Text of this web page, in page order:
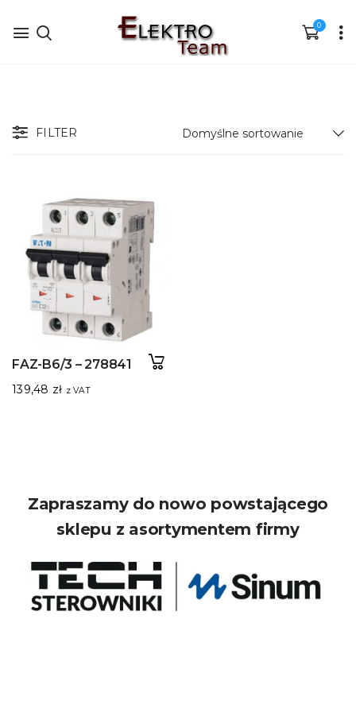
0
FILTER
FAZ-B6/3 – 278841
139,48 zł z VAT
Zapraszamy do nowo powstającego
sklepu z asortymentem firmy